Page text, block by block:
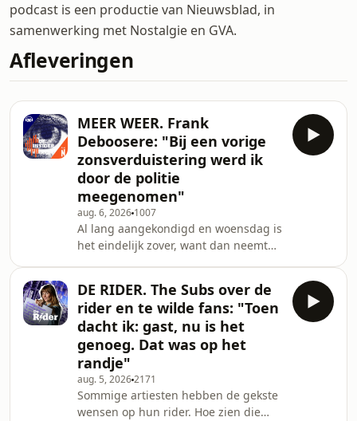
podcast is een productie van Nieuwsblad, in
samenwerking met Nostalgie en GVA.
Afleveringen
MEER WEER. Frank
Deboosere: "Bij een vorige
zonsverduistering werd ik
door de politie
meegenomen"
aug. 6, 2026 1007
Al lang aangekondigd en woensdag is
het eindelijk zover, want dan neemt
volledig zijn, maar wel de moeite.
Wanneer je precies moet kijken en
wat je ervan mag verwachten, dat
vertelt Frank Deboosere uitgebreid in
deze nieuwe aflevering van Meer
Weer. See omnystudio.com/listener
for privacy information.
DE RIDER. The Subs over de
rider en te wilde fans: "Toen
dacht ik: gast, nu is het
genoeg. Dat was op het
randje"
aug. 5, 20262171
Sommige artiesten hebben de gekste
wensen op hun rider. Hoe zien die